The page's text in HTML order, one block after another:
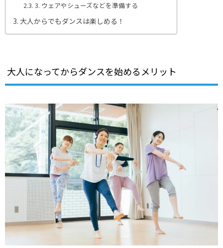
3. ウェアやシューズなどを準備する
大人からでもダンスは楽しめる！
大人になってからダンスを始めるメリット